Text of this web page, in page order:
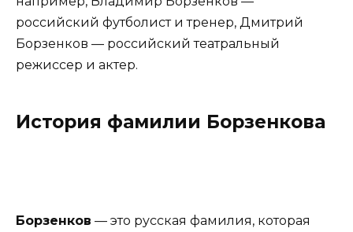
российский футболист и тренер, Дмитрий
Борзенков — российский театральный
режиссер и актер.
История фамилии Борзенкова
Борзенков — это русская фамилия, которая